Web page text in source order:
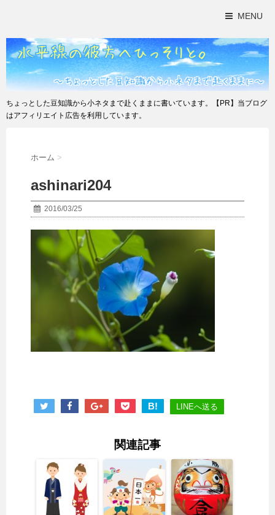
MENU
ちょっとした豆知識から小ネタまで赴くままに書いています。【PR】当ブログ
はアフィリエイト広告を利用しています。
ホーム >
ashinari204
2016/03/25
B! LINEへ送る
関連記事